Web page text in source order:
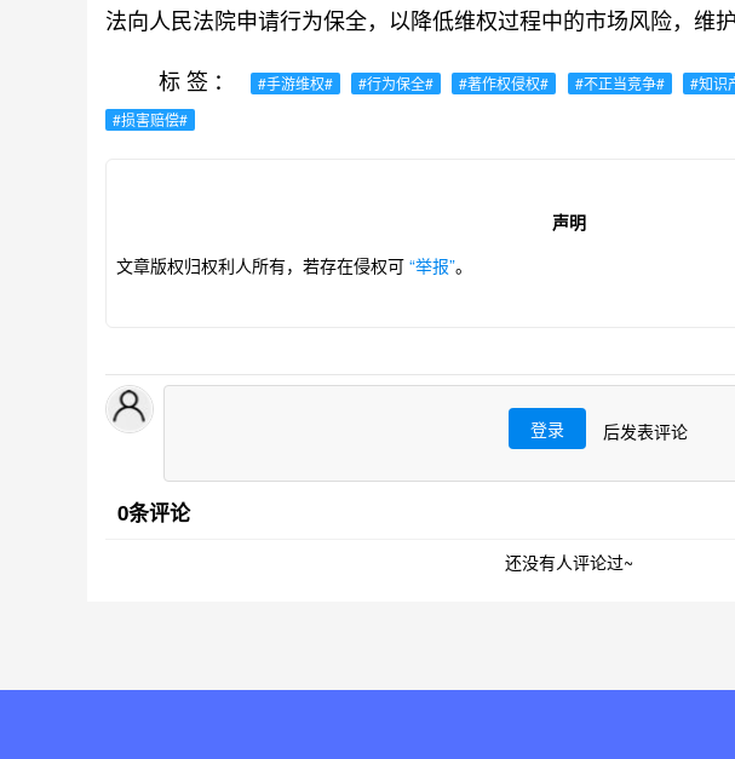
法向人民法院申请行为保全，以降低维权过程中的市场风险，维
标签：
#手游维权# #行为保全# #著作权侵权# #不正当竞争# #知识
#损害赔偿#
声明
文章版权归权利人所有，若存在侵权可 “举报”。
登录 后发表评论
0条评论
还没有人评论过~